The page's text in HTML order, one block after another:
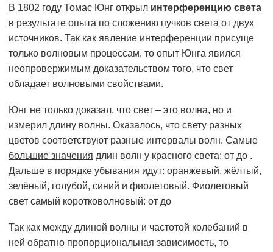
В 1802 году Томас Юнг открыл интерференцию света
в результате опыта по сложению пучков света от двух
источников. Так как явление интерференции присуще
только волновым процессам, то опыт Юнга явился
неопровержимым доказательством того, что свет
обладает волновыми свойствами.
Юнг не только доказал, что свет – это волна, но и
измерил длину волны. Оказалось, что свету разных
цветов соответствуют разные интервалы волн. Самые
большие значения длин волн у красного света: от до .
Дальше в порядке убывания идут: оранжевый, жёлтый,
зелёный, голубой, синий и фиолетовый. Фиолетовый
свет самый коротковолновый: от до
Так как между длиной волны и частотой колебаний в
ней обратно пропорциональная зависимость, то